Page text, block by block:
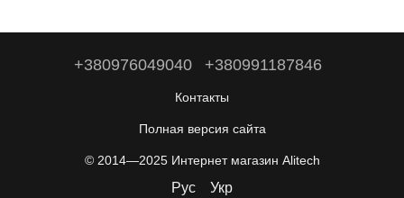
+380976049040 +380991187846
Контакты
Полная версия сайта
© 2014—2025 Интернет магазин Alitech
Рус Укр